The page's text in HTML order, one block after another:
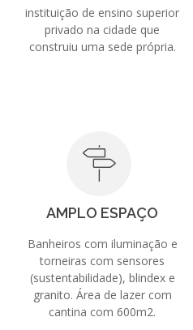
instituição de ensino superior
privado na cidade que
construiu uma sede própria.
AMPLO ESPAÇO
Banheiros com iluminação e
torneiras com sensores
(sustentabilidade), blindex e
granito. Área de lazer com
cantina com 600m2.